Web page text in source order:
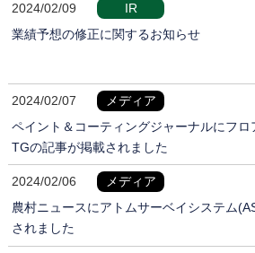
2024/02/09
IR
業績予想の修正に関するお知らせ
2024/02/07
メディア
ペイント＆コーティングジャーナルにフロ
TGの記事が掲載されました
2024/02/06
メディア
農村ニュースにアトムサーベイシステム
されました